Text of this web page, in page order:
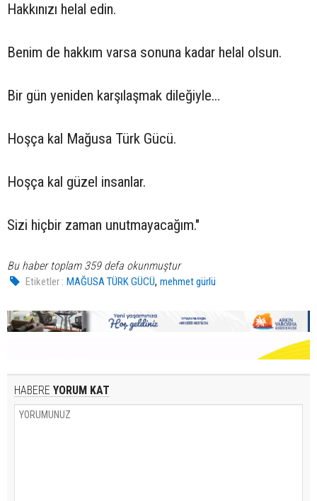
Hakkınızı helal edin.
Benim de hakkım varsa sonuna kadar helal olsun.
Bir gün yeniden karşılaşmak dileğiyle…
Hoşça kal Mağusa Türk Gücü.
Hoşça kal güzel insanlar.
Sizi hiçbir zaman unutmayacağım."
Bu haber toplam 359 defa okunmuştur
Etiketler : MAĞUSA TÜRK GÜCÜ,mehmet gürlü
HABERE YORUM KAT